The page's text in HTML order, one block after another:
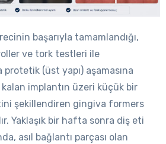
başarıyla tamamlandığı,
ve tork testleri ile
(üst yapı) aşamasına
implantın üzeri küçük bir
şekillendiren gingiva formers
Yaklaşık bir hafta sonra diş eti
asıl bağlantı parçası olan